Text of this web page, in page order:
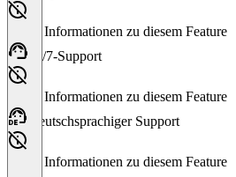
Keine Informationen zu diesem Feature
24/7-Support
Keine Informationen zu diesem Feature
Deutschsprachiger Support
Keine Informationen zu diesem Feature